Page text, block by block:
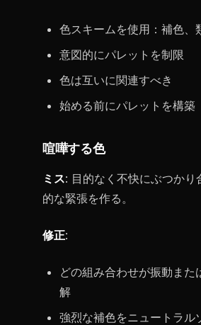
色スキームを使用：補色、
意図的にパレットを制限
色は互いに関連すべき
始める前にパレットを構築
喧嘩する色
ミス: 目的なく不快にぶつかり
的な緊張を作る。
修正:
どの組み合わせが振動また
解
強烈な補色をニュートラル